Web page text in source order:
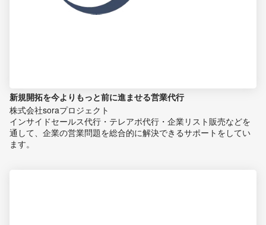
新規開拓を今よりもっと前に進ませる営業代行
株式会社soraプロジェクト
インサイドセールス代行・テレアポ代行・企業リスト販売などを
通して、企業の営業問題を総合的に解決できるサポートをしてい
ます。